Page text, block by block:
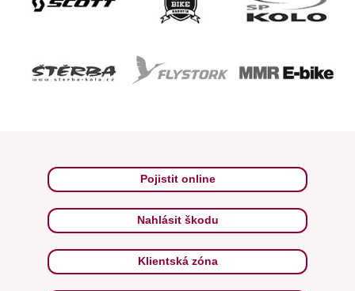
Pojistit online
Nahlásit škodu
Klientská zóna